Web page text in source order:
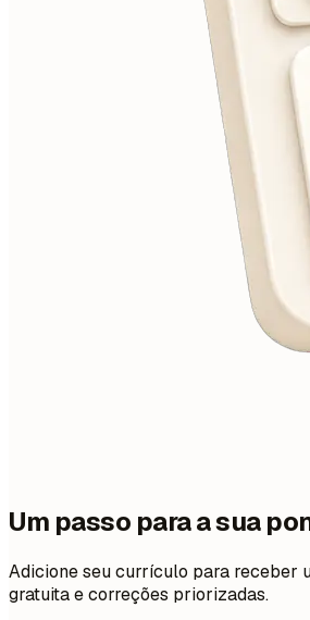
Um passo para a sua
Adicione seu currículo para receber
gratuita e correções priorizadas.